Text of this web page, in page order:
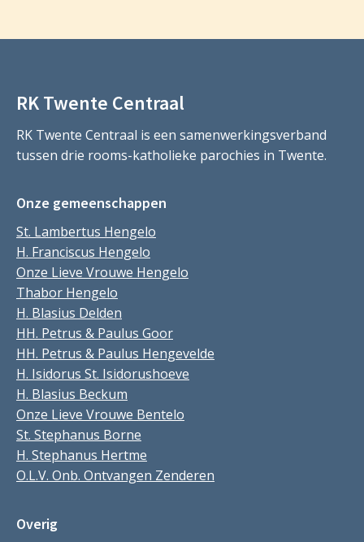
RK Twente Centraal
RK Twente Centraal is een samenwerkingsverband
tussen drie rooms-katholieke parochies in Twente.
Onze gemeenschappen
St. Lambertus Hengelo
H. Franciscus Hengelo
Onze Lieve Vrouwe Hengelo
Thabor Hengelo
H. Blasius Delden
HH. Petrus & Paulus Goor
HH. Petrus & Paulus Hengevelde
H. Isidorus St. Isidorushoeve
H. Blasius Beckum
Onze Lieve Vrouwe Bentelo
St. Stephanus Borne
H. Stephanus Hertme
O.L.V. Onb. Ontvangen Zenderen
Overig